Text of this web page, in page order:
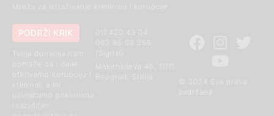
Mreža za istraživanje kriminala i korupcije
© 2024 Sva prava
011 420 43 04
Makenzijeva 46, 11111
PODRŽI KRIK
otkrivamo korupciju i
kriminal, a mi
uzvraćamo poklonima
i različitim